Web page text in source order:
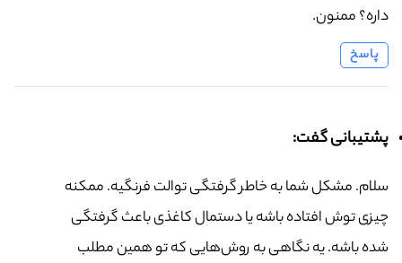
داره؟ ممنون.
پاسخ
پشتیبانی گفت:
سلام. مشکل شما به خاطر گرفتگی توالت فرنگیه. ممکنه
چیزی توش افتاده باشه یا دستمال کاغذی باعث گرفتگی
شده باشه. یه نگاهی به روش‌هایی که تو همین مطلب